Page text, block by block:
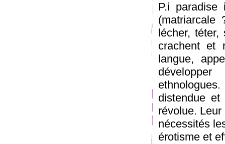
P.i paradise
(matriarcale
lécher,
crachent et
langue,
distendue et
révolue.
nécessités
érotisme et